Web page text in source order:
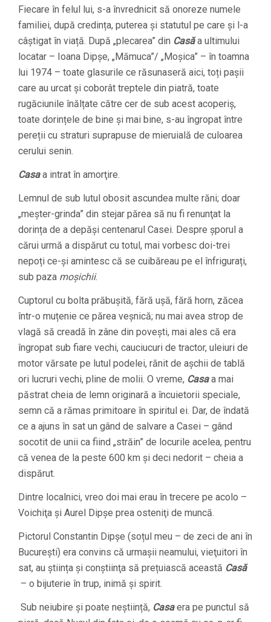
Fiecare în felul lui, s-a învrednicit să onoreze numele
familiei, după credința, puterea și statutul pe care și l-a
câștigat în viață. După „plecarea” din Casăa ultimului
locatar – Ioana Dipşe, „Mămuca”/ „Moşica” – în toamna
lui 1974 – toate glasurile ce răsunaseră aici, toți pașii
care au urcat și coborât treptele din piatră, toate
rugăciunile înălțate către cer de sub acest acoperiș,
toate dorințele de bine și mai bine, s-au îngropat între
pereții cu straturi suprapuse de mieruială de culoarea
cerului senin.
Casaa intrat în amorţire.
Lemnul de sub lutul obosit ascundea multe răni; doar
„meșter-grinda” din stejar părea să nu fi renunţat la
dorința de a depăși centenarul Casei. Despre șporul a
cărui urmă a dispărut cu totul, mai vorbesc doi-trei
nepoți ce-și amintesc că se cuibăreau pe el înfrigurați,
sub paza moșichii.
Cuptorul cu bolta prăbușită, fără ușă, fără horn, zăcea
într-o muțenie ce părea veșnică; nu mai avea strop de
vlagă să creadă în zâne din povești, mai ales că era
îngropat sub fiare vechi, cauciucuri de tractor, uleiuri de
motor vărsate pe lutul podelei, rănit de așchii de tablă
ori lucruri vechi, pline de molii. O vreme, Casaa mai
păstrat cheia de lemn originară a încuietorii speciale,
semn că a rămas primitoare în spiritul ei. Dar, de îndată
ce a ajuns în sat un gând de salvare a Casei – gând
socotit de unii ca fiind „străin” de locurile acelea, pentru
că venea de la peste 600 km şi deci nedorit – cheia a
dispărut.
Dintre localnici, vreo doi mai erau în trecere pe acolo –
Voichiţa şi Aurel Dipşe prea osteniţi de muncă.
Pictorul Constantin Dipșe (soțul meu – de zeci de ani în
Bucureşti) era convins că urmașii neamului, vieţuitori în
sat, au știința şi conştiinţa să prețuiască această Casă
– o bijuterie în trup, inimă și spirit.
Sub neiubire şi poate neștiință, Casaera pe punctul să